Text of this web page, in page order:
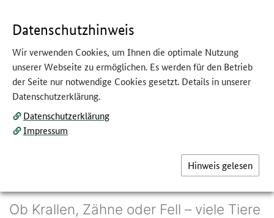
Ob Krallen, Zähne oder Fell – viele Tiere
Datenschutzhinweis
Wir verwenden Cookies, um Ihnen die optimale Nutzung
unserer Webseite zu ermöglichen. Es werden für den Betrieb
der Seite nur notwendige Cookies gesetzt. Details in unserer
Datenschutzerklärung.
Datenschutzerklärung
Impressum
Hinweis gelesen